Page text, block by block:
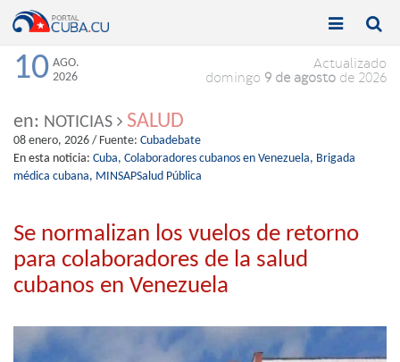
Toggle

Toggle

10 AGO.
2026
Actualizado
domingo 9 de agosto de 2026
en: NOTICIAS SALUD
08 enero, 2026 / Fuente: Cubadebate
En esta noticia: Cuba, Colaboradores cubanos en Venezuela, Brigada
médica cubana, MINSAPSalud Pública
Se normalizan los vuelos de retorno
para colaboradores de la salud
cubanos en Venezuela